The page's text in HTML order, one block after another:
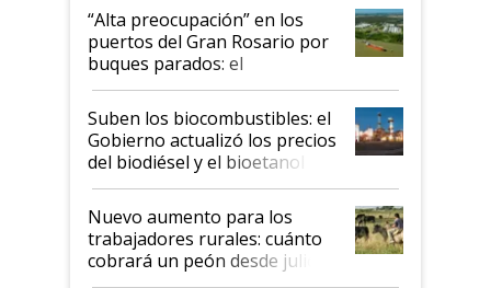
“Alta preocupación” en los
puertos del Gran Rosario por
buques parados: el
funcionamiento de las
exportadoras en tensión tras
la medida de fuerza de los
prácticos
Suben los biocombustibles: el
Gobierno actualizó los precios
del biodiésel y el bioetanol
Nuevo aumento para los
trabajadores rurales: cuánto
cobrará un peón desde julio